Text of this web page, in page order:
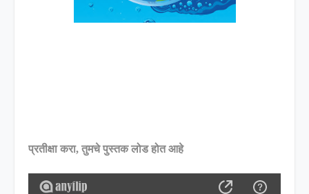
प्रतीक्षा करा, तुमचे पुस्तक लोड होत आहे